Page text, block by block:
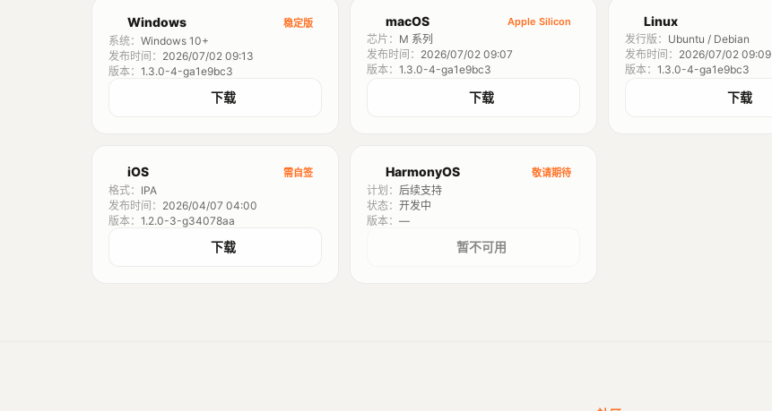
Windows 稳定版
系统： Windows 10+
发布时间： 2026/07/02 09:13
版本： 1.3.0-4-ga1e9bc3
下载
macOS Apple Silicon
芯片： M 系列
发布时间： 2026/07/02 09:07
版本： 1.3.0-4-ga1e9bc3
下载
Linux
发行版： Ubuntu / Debian
发布时间： 2026/07/02 09:09
版本： 1.3.0-4-ga1e9bc3
下载
iOS 需自签
格式： IPA
发布时间： 2026/04/07 04:00
版本： 1.2.0-3-g34078aa
下载
HarmonyOS 敬请期待
计划： 后续支持
状态： 开发中
版本： —
暂不可用